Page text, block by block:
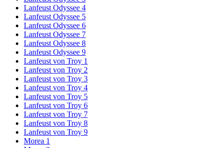
Lanfeust Odyssee 4
Lanfeust Odyssee 5
Lanfeust Odyssee 6
Lanfeust Odyssee 7
Lanfeust Odyssee 8
Lanfeust Odyssee 9
Lanfeust von Troy 1
Lanfeust von Troy 2
Lanfeust von Troy 3
Lanfeust von Troy 4
Lanfeust von Troy 5
Lanfeust von Troy 6
Lanfeust von Troy 7
Lanfeust von Troy 8
Lanfeust von Troy 9
Morea 1